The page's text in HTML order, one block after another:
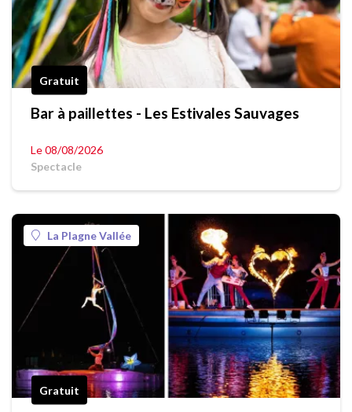
Gratuit
Bar à paillettes - Les Estivales Sauvages
Le 08/08/2026
Spectacle
La Plagne Vallée
Gratuit